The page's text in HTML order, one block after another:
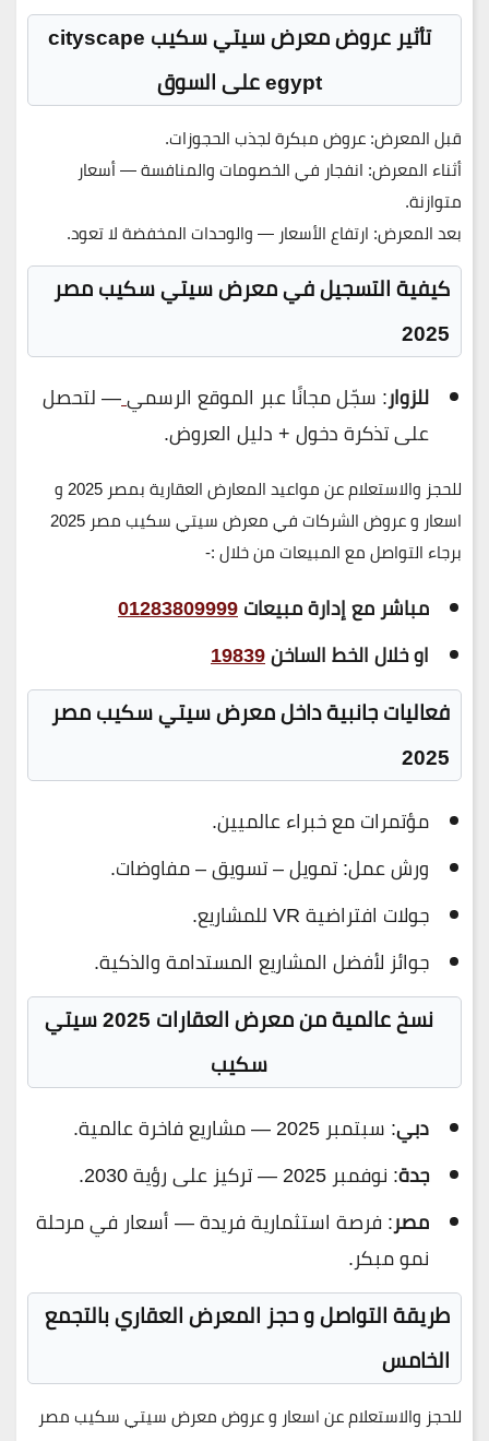
تأثيرعروض معرض سيتي سكيبcityscape
egypt على السوق
قبل المعرض: عروض مبكرة لجذب الحجوزات.
أثناء المعرض: انفجار في الخصومات والمنافسة — أسعار
متوازنة.
بعد المعرض: ارتفاع الأسعار — والوحدات المخفضة لا تعود.
كيفية التسجيل في معرض سيتي سكيب مصر
2025
للزوار: سجّل مجانًا عبر الموقع الرسمي— لتحصل
على تذكرة دخول + دليل العروض.
للحجز والاستعلام عن مواعيد المعارض العقارية بمصر 2025 و
اسعار و عروض الشركات في معرض سيتي سكيب مصر 2025
برجاء التواصل مع المبيعات من خلال :-
مباشر مع إدارة مبيعات01283809999
او خلال الخط الساخن19839
فعاليات جانبية داخل معرض سيتي سكيب مصر
2025
مؤتمرات مع خبراء عالميين.
ورش عمل: تمويل – تسويق – مفاوضات.
جولات افتراضية VR للمشاريع.
جوائز لأفضل المشاريع المستدامة والذكية.
نسخ عالمية من معرض العقارات 2025 سيتي
سكيب
دبي: سبتمبر 2025 — مشاريع فاخرة عالمية.
جدة: نوفمبر 2025 — تركيز على رؤية 2030.
مصر: فرصة استثمارية فريدة — أسعار في مرحلة
نمو مبكر.
طريقة التواصل و حجز المعرض العقاري بالتجمع
الخامس
للحجز والاستعلام عن اسعار و عروض معرض سيتي سكيب مصر